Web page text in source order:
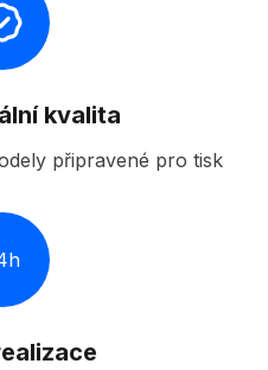
kvalita
připravené pro tisk